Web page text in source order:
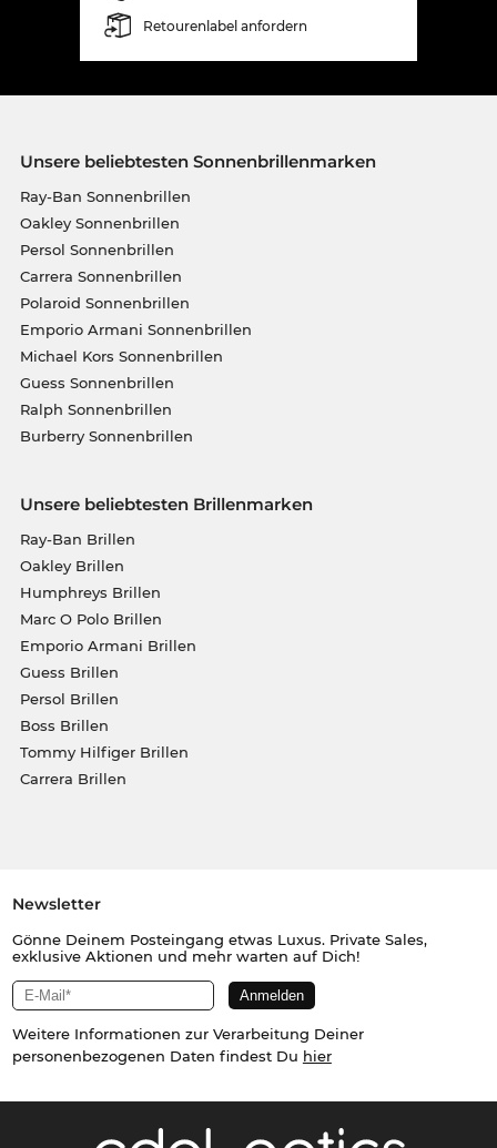
Retourenlabel anfordern
Unsere beliebtesten Sonnenbrillenmarken
Ray-Ban Sonnenbrillen
Oakley Sonnenbrillen
Persol Sonnenbrillen
Carrera Sonnenbrillen
Polaroid Sonnenbrillen
Emporio Armani Sonnenbrillen
Michael Kors Sonnenbrillen
Guess Sonnenbrillen
Ralph Sonnenbrillen
Burberry Sonnenbrillen
Unsere beliebtesten Brillenmarken
Ray-Ban Brillen
Oakley Brillen
Humphreys Brillen
Marc O Polo Brillen
Emporio Armani Brillen
Guess Brillen
Persol Brillen
Boss Brillen
Tommy Hilfiger Brillen
Carrera Brillen
Newsletter
Gönne Deinem Posteingang etwas Luxus. Private Sales,
exklusive Aktionen und mehr warten auf Dich!
Weitere Informationen zur Verarbeitung Deiner
personenbezogenen Daten findest Du hier